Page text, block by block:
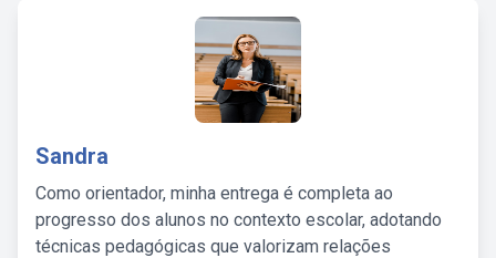
Sandra
Como orientador, minha entrega é completa ao
progresso dos alunos no contexto escolar, adotando
técnicas pedagógicas que valorizam relações